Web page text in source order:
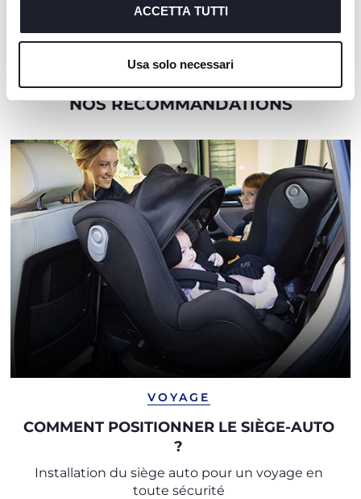
ACCETTA TUTTI
Usa solo necessari
EN SAVOIR PLUS
NOS RECOMMANDATIONS
VOYAGE
COMMENT POSITIONNER LE SIÈGE-AUTO
?
Installation du siège auto pour un voyage en
toute sécurité